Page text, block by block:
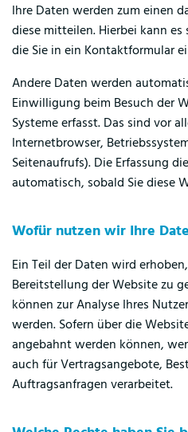
Ihre Daten werden zum einen
diese mitteilen. Hierbei kann
die Sie in ein Kontaktformular
Andere Daten werden
Einwilligung beim Besuch der
Systeme erfasst. Das sind vor
Internetbrowser,
Seitenaufrufs). Die Erfassung
automatisch, sobald Sie diese
Wofür nutzen wir Ihre
Ein Teil der Daten wird
Bereitstellung der Website zu
können zur Analyse Ihres
werden. Sofern über die
angebahnt werden können,
auch für Vertragsangebote,
Auftragsanfragen verarbeitet.